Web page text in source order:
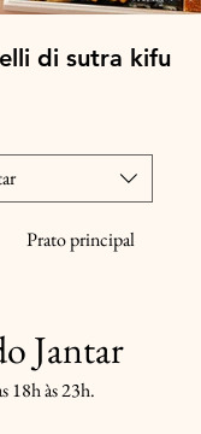
di sutra kifu
Prato principal
Jantar
18h às 23h.